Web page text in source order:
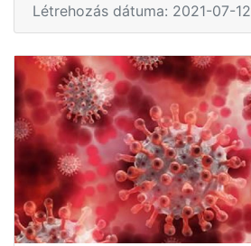
Létrehozás dátuma: 2021-07-12